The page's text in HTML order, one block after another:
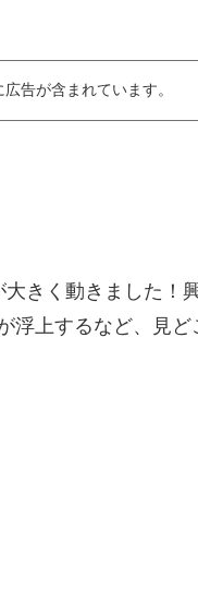
告が含まれています。
きく動きました！
上するなど、見ど